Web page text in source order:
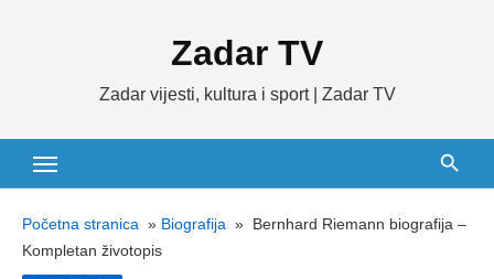
Zadar TV
Zadar vijesti, kultura i sport | Zadar TV
Početna stranica » Biografija » Bernhard Riemann biografija –
Kompletan životopis